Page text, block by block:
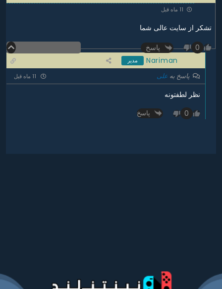
تشکر از سایت عالی شما
0
پاسخ
Nariman
مدیر
پاسخ به علی
نظر لطفتونه
0
پاسخ